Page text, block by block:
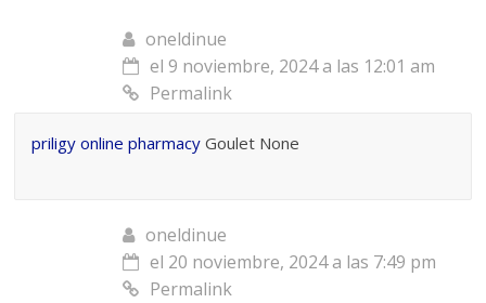
oneldinue
el 9 noviembre, 2024 a las 12:01 am
Permalink
priligy online pharmacy Goulet None
oneldinue
el 20 noviembre, 2024 a las 7:49 pm
Permalink